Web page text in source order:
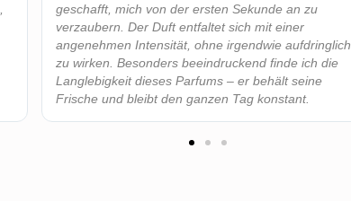
geschafft, mich von der ersten Sekunde an zu
verzaubern. Der Duft entfaltet sich mit einer
angenehmen Intensität, ohne irgendwie aufdringlich
zu wirken. Besonders beeindruckend finde ich die
Langlebigkeit dieses Parfums – er behält seine
Frische und bleibt den ganzen Tag konstant.